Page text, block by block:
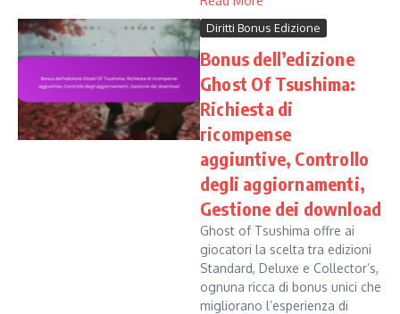
Diritti Bonus Edizione
Bonus dell’edizione
Ghost Of Tsushima:
Richiesta di
ricompense
aggiuntive, Controllo
degli aggiornamenti,
Gestione dei download
Ghost of Tsushima offre ai
giocatori la scelta tra edizioni
Standard, Deluxe e Collector’s,
ognuna ricca di bonus unici che
migliorano l’esperienza di